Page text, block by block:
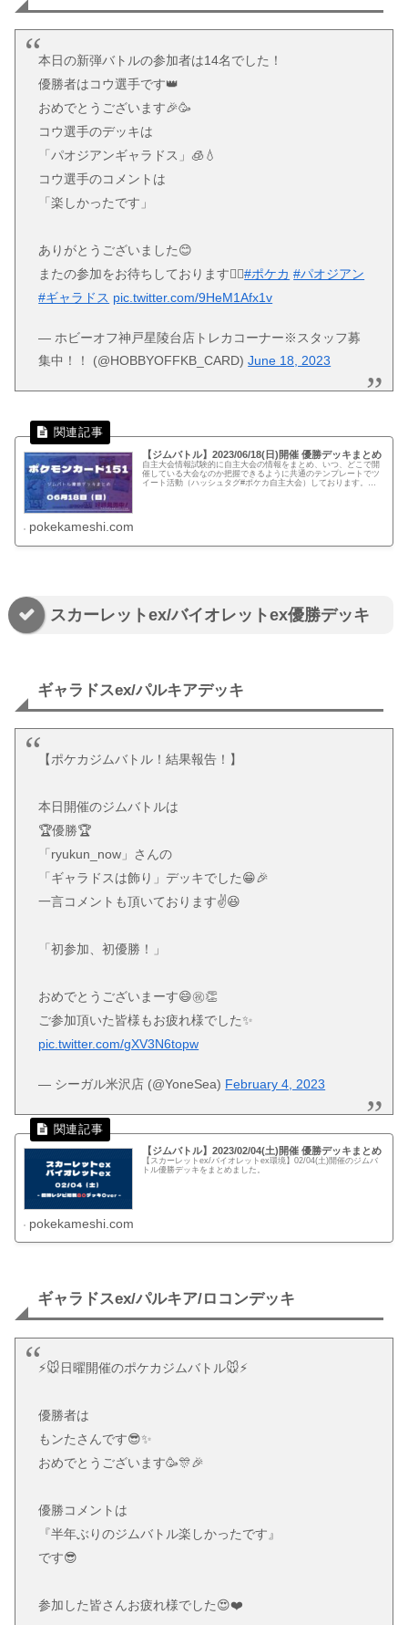
本日の新弾バトルの参加者は14名でした！
優勝者はコウ選手です👑
おめでとうございます🎉🥳
コウ選手のデッキは
「パオジアンギャラドス」🧊💧
コウ選手のコメントは
「楽しかったです」
ありがとうございました😊
またの参加をお待ちしております🙇‍♀️#ポケカ #パオジアン
#ギャラドス pic.twitter.com/9HeM1Afx1v
— ホビーオフ神戸星陵台店トレカコーナー※スタッフ募
集中！！ (@HOBBYOFFKB_CARD)June 18, 2023
【ジムバトル】2023/06/18(日)開催 優勝デッキまとめ
自主大会情報試験的に自主大会の情報をまとめ、いつ、どこで開
催している大会なのか把握できるように共通のテンプレートでツ
イート活動（ハッシュタグ#ポケカ自主大会）しております。下
pokekameshi.com
スカーレットex/バイオレットex優勝デッキ
ギャラドスex/パルキアデッキ
【ポケカジムバトル！結果報告！】
本日開催のジムバトルは
🏆優勝🏆
「ryukun_now」さんの
「ギャラドスは飾り」デッキでした😁🎉
一言コメントも頂いております✌️😆
「初参加、初優勝！」
おめでとうございまーす😄㊗️👏
ご参加頂いた皆様もお疲れ様でした✨
pic.twitter.com/gXV3N6topw
— シーガル米沢店 (@YoneSea) February 4, 2023
【ジムバトル】2023/02/04(土)開催 優勝デッキまとめ
【スカーレットex/バイオレットex環境】02/04(土)開催のジムバ
トル優勝デッキをまとめました。
pokekameshi.com
ギャラドスex/パルキア/ロコンデッキ
⚡️🐭日曜開催のポケカジムバトル🐭⚡️
優勝者は
もンたさんです😎✨
おめでとうございます🥳🎊🎉
優勝コメントは
『半年ぶりのジムバトル楽しかったです』
です😎
参加した皆さんお疲れ様でした😍❤️